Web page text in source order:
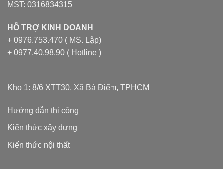
MST: 0316834315
HỖ TRỢ KINH DOANH
+ 0976.753.470 ( MS. Lập)
+ 0977.40.98.90 ( Hotline )
Kho 1: 8/6 XTT30, Xã Bà Điểm, TPHCM
Hướng dẫn thi công
Kiến thức xây dựng
Kiến thức nội thất